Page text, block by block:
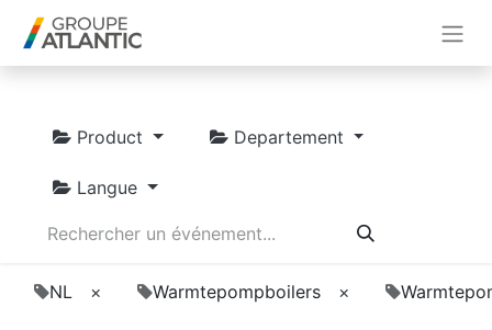
Product Departement
Langue
NL × Warmtepompboilers ×